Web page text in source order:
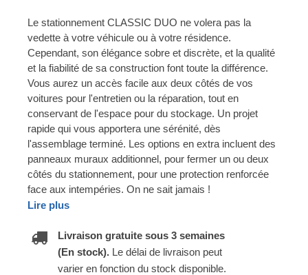
Le stationnement CLASSIC DUO ne volera pas la
vedette à votre véhicule ou à votre résidence.
Cependant, son élégance sobre et discrète, et la qualité
et la fiabilité de sa construction font toute la différence.
Vous aurez un accès facile aux deux côtés de vos
voitures pour l'entretien ou la réparation, tout en
conservant de l'espace pour du stockage. Un projet
rapide qui vous apportera une sérénité, dès
l'assemblage terminé. Les options en extra incluent des
panneaux muraux additionnel, pour fermer un ou deux
côtés du stationnement, pour une protection renforcée
face aux intempéries. On ne sait jamais !
Lire plus
Livraison gratuite sous 3 semaines
(En stock). Le délai de livraison peut
varier en fonction du stock disponible.